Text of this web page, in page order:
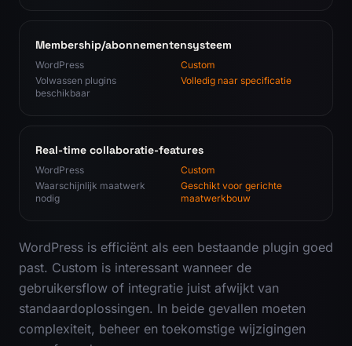
Membership/abonnementensysteem
WordPress
Volwassen plugins
beschikbaar
Custom
Volledig naar specificatie
Real-time collaboratie-features
WordPress
Waarschijnlijk maatwerk
nodig
Custom
Geschikt voor gerichte
maatwerkbouw
WordPress is efficiënt als een bestaande plugin goed
past. Custom is interessant wanneer de
gebruikersflow of integratie juist afwijkt van
standaardoplossingen. In beide gevallen moeten
complexiteit, beheer en toekomstige wijzigingen